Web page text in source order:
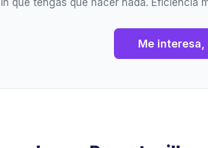
que tengas que hacer nada. Eficiencia
Me